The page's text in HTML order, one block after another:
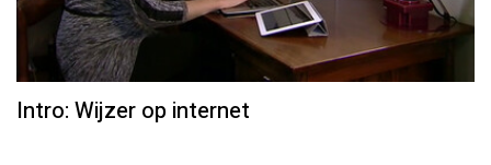
Intro: Wijzer op internet